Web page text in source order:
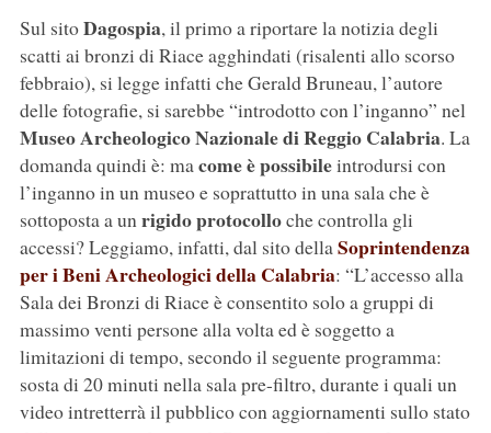
Sul sitoDagospia, il primo a riportare la notizia degli
scatti ai bronzi di Riace agghindati (risalenti allo scorso
febbraio), si legge infatti che Gerald Bruneau, l’autore
delle fotografie, si sarebbe “introdotto con l’inganno” nel
Museo Archeologico Nazionale di Reggio Calabria. La
domanda quindi è: macome è possibileintrodursi con
l’inganno in un museo e soprattutto in una sala che è
sottoposta a unrigido protocolloche controlla gli
accessi? Leggiamo, infatti, dal sito dellaSoprintendenza
per i Beni Archeologici della Calabria: “L’accesso alla
Sala dei Bronzi di Riace è consentito solo a gruppi di
massimo venti persone alla volta ed è soggetto a
limitazioni di tempo, secondo il seguente programma:
sosta di 20 minuti nella sala pre-filtro, durante i quali un
video intretterrà il pubblico con aggiornamenti sullo stato